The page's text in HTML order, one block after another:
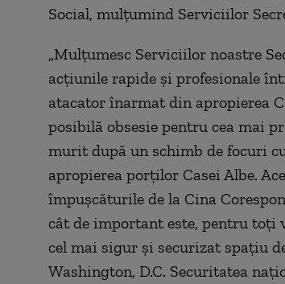
Social, mulțumind Serviciilor
„Mulţumesc Serviciilor noastre
acţiunile rapide şi profesionale
atacator înarmat din apropierea
posibilă obsesie pentru cea mai
murit după un schimb de focuri
apropierea porţilor Casei Albe.
împuşcăturile de la Cina
cât de important este, pentru toţi
cel mai sigur şi securizat spaţiu
Washington, D.C. Securitatea